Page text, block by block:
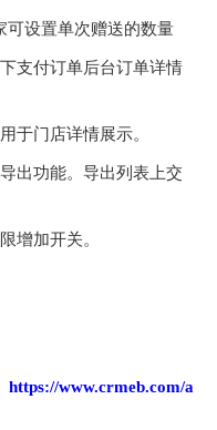
可设置单次赠送的数量
支付订单后台订单详情
于门店详情展示。
出功能。导出列表上交
增加开关。
https://www.crmeb.com/a